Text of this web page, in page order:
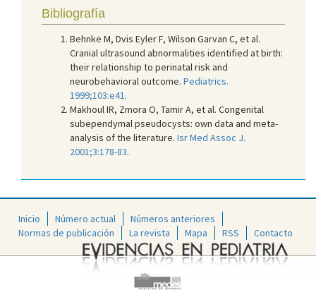
Bibliografía
Behnke M, Dvis Eyler F, Wilson Garvan C, et al.
Cranial ultrasound abnormalities identified at birth:
their relationship to perinatal risk and
neurobehavioral outcome. Pediatrics.
1999;103:e41 .
Makhoul IR, Zmora O, Tamir A, et al. Congenital
subependymal pseudocysts: own data and meta-
analysis of the literature. Isr Med Assoc J.
2001;3:178-83.
Inicio Número actual
Números anteriores
Normas de publicación
La revista Mapa RSS Contacto